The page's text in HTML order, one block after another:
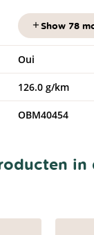
Show 78
Oui
126.0 g/km
OBM40454
in